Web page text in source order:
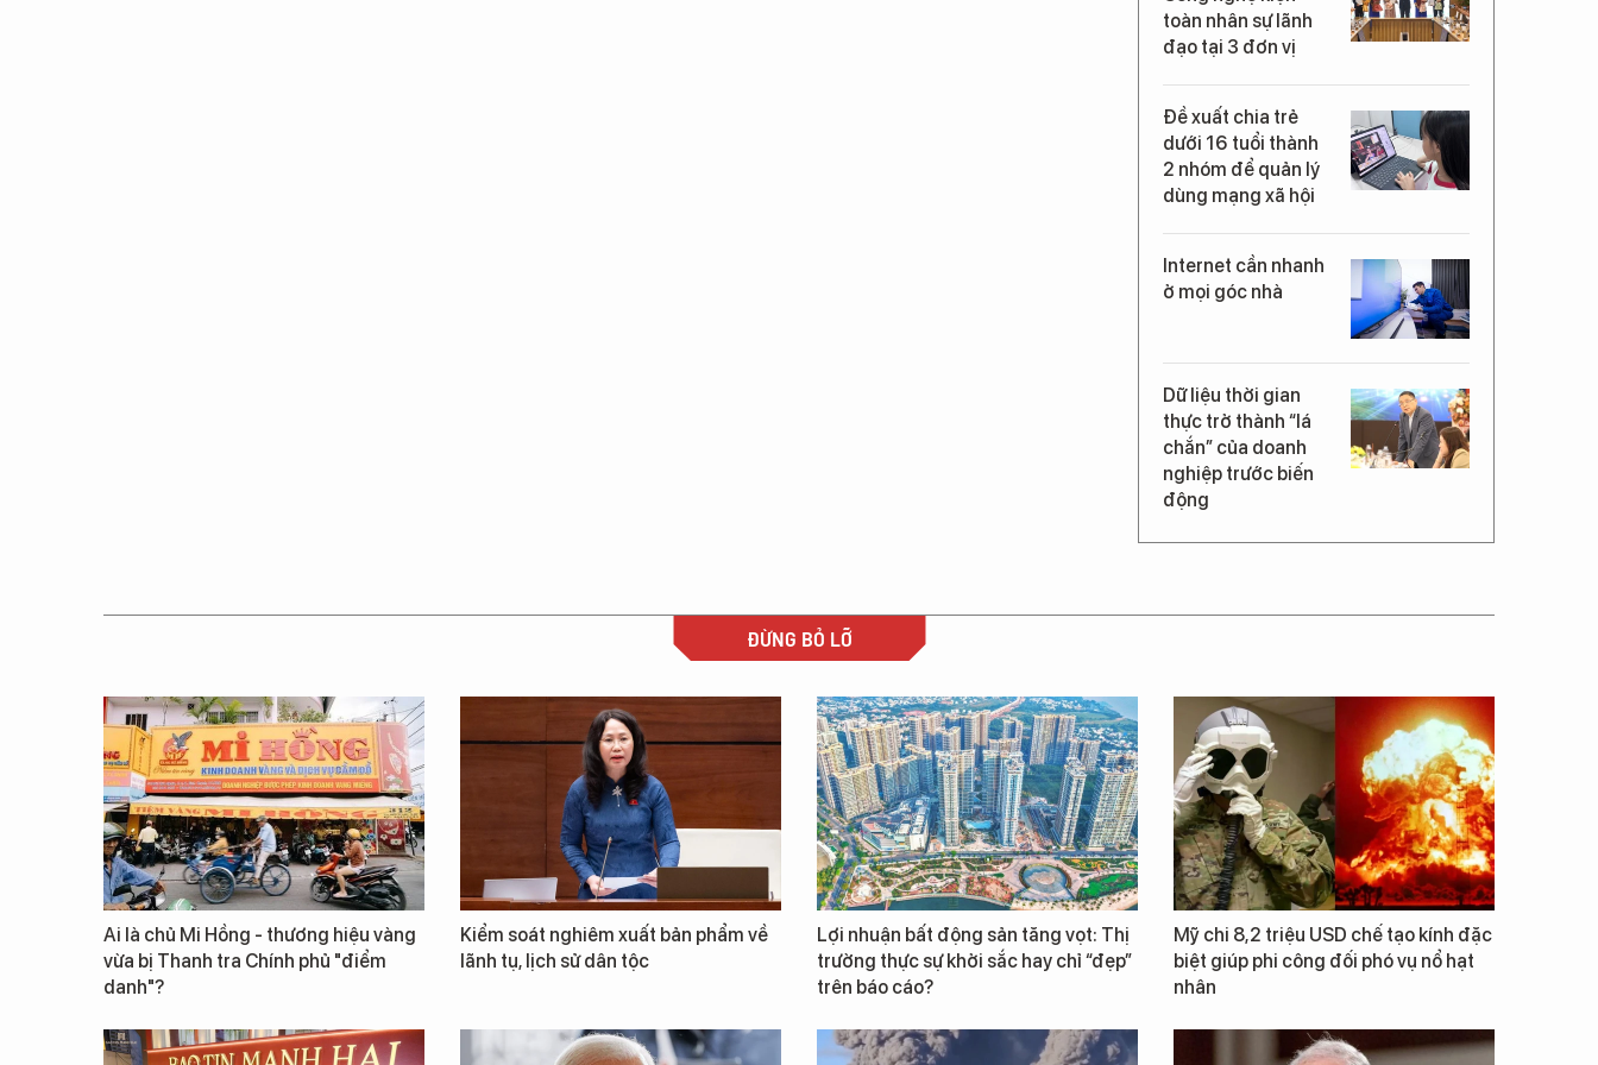
toàn nhân sự lãnh
đạo tại 3 đơn vị
Đề xuất chia trẻ
dưới 16 tuổi thành
2 nhóm để quản lý
dùng mạng xã hội
Internet cần nhanh
ở mọi góc nhà
Dữ liệu thời gian
thực trở thành “lá
chắn” của doanh
nghiệp trước biến
động
ĐỪNG BỎ LỠ
Ai là chủ Mi Hồng - thương hiệu vàng
vừa bị Thanh tra Chính phủ "điểm
danh"?
Kiểm soát nghiêm xuất bản phẩm về
lãnh tụ, lịch sử dân tộc
Lợi nhuận bất động sản tăng vọt: Thị
trường thực sự khởi sắc hay chỉ “đẹp”
trên báo cáo?
Mỹ chi 8,2 triệu USD chế tạo kính đặc
biệt giúp phi công đối phó vụ nổ hạt
nhân